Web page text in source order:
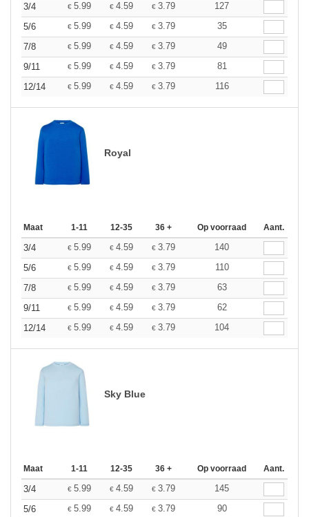
3/4 € 5.99 € 4.59 € 3.79
127
5/6
€ 5.99 € 4.59 € 3.79
35
7/8
€ 5.99 € 4.59 € 3.79
49
9/11
€ 5.99 € 4.59 € 3.79
81
12/14
€ 5.99 € 4.59 € 3.79 116
Royal
Maat 1-11 12-35 36 + Op voorraad Aant.
3/4 € 5.99 € 4.59 € 3.79
140
5/6
€ 5.99 € 4.59 € 3.79
110
7/8
€ 5.99 € 4.59 € 3.79
63
9/11
€ 5.99 € 4.59 € 3.79
62
12/14
€ 5.99 € 4.59 € 3.79 104
Sky Blue
Maat 1-11 12-35 36 + Op voorraad Aant.
3/4 € 5.99 € 4.59 € 3.79
145
5/6
€ 5.99 € 4.59 € 3.79
90